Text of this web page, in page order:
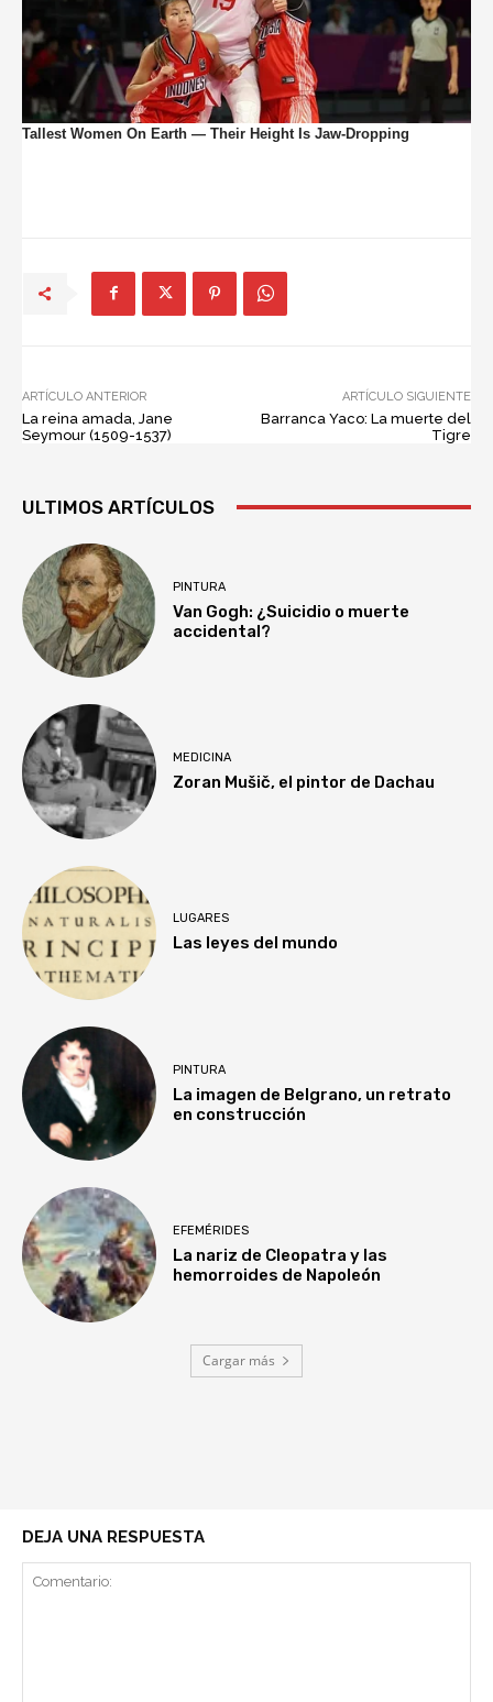
ARTÍCULO ANTERIOR
La reina amada, Jane
Seymour (1509-1537)
ARTÍCULO SIGUIENTE
Barranca Yaco: La muerte del
Tigre
ULTIMOS ARTÍCULOS
PINTURA
Van Gogh: ¿Suicidio o muerte
accidental?
MEDICINA
Zoran Mušič, el pintor de Dachau
LUGARES
Las leyes del mundo
PINTURA
La imagen de Belgrano, un retrato
en construcción
EFEMÉRIDES
La nariz de Cleopatra y las
hemorroides de Napoleón
Cargar más
DEJA UNA RESPUESTA